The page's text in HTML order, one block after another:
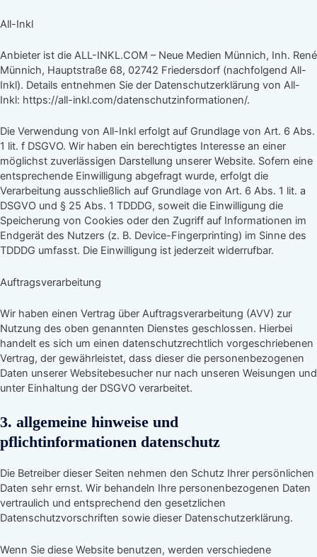
All-Inkl
Anbieter ist die ALL-INKL.COM – Neue Medien Münnich, Inh. René
Münnich, Hauptstraße 68, 02742 Friedersdorf (nachfolgend All-
Inkl). Details entnehmen Sie der Datenschutzerklärung von All-
Inkl: https://all-inkl.com/datenschutzinformationen/.
Die Verwendung von All-Inkl erfolgt auf Grundlage von Art. 6 Abs.
1 lit. f DSGVO. Wir haben ein berechtigtes Interesse an einer
möglichst zuverlässigen Darstellung unserer Website. Sofern eine
entsprechende Einwilligung abgefragt wurde, erfolgt die
Verarbeitung ausschließlich auf Grundlage von Art. 6 Abs. 1 lit. a
DSGVO und § 25 Abs. 1 TDDDG, soweit die Einwilligung die
Speicherung von Cookies oder den Zugriff auf Informationen im
Endgerät des Nutzers (z. B. Device-Fingerprinting) im Sinne des
TDDDG umfasst. Die Einwilligung ist jederzeit widerrufbar.
Auftragsverarbeitung
Wir haben einen Vertrag über Auftragsverarbeitung (AVV) zur
Nutzung des oben genannten Dienstes geschlossen. Hierbei
handelt es sich um einen datenschutzrechtlich vorgeschriebenen
Vertrag, der gewährleistet, dass dieser die personenbezogenen
Daten unserer Websitebesucher nur nach unseren Weisungen und
unter Einhaltung der DSGVO verarbeitet.
3. allgemeine hinweise und
pflichtinformationen datenschutz
Die Betreiber dieser Seiten nehmen den Schutz Ihrer persönlichen
Daten sehr ernst. Wir behandeln Ihre personenbezogenen Daten
vertraulich und entsprechend den gesetzlichen
Datenschutzvorschriften sowie dieser Datenschutzerklärung.
Wenn Sie diese Website benutzen, werden verschiedene